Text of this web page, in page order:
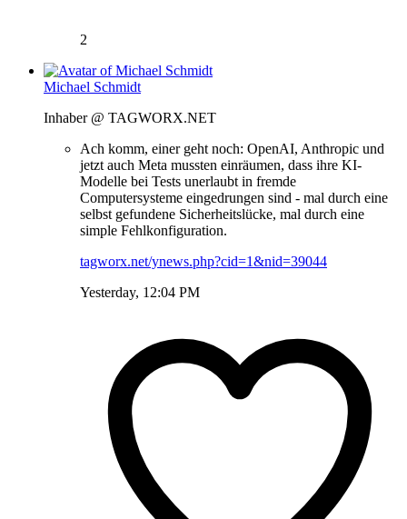
2
Michael Schmidt
Inhaber @ TAGWORX.NET
Ach komm, einer geht noch: OpenAI, Anthropic und
jetzt auch Meta mussten einräumen, dass ihre KI-
Modelle bei Tests unerlaubt in fremde
Computersysteme eingedrungen sind - mal durch eine
selbst gefundene Sicherheitslücke, mal durch eine
simple Fehlkonfiguration.
tagworx.net/ynews.php?cid=1&nid=39044
Yesterday, 12:04 PM